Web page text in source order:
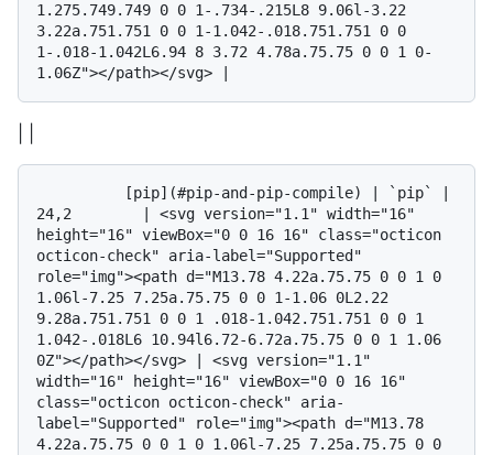
1.275.749.749 0 0 1-.734-.215L8 9.06l-3.22
3.22a.751.751 0 0 1-1.042-.018.751.751 0 0
1-.018-1.042L6.94 8 3.72 4.78a.75.75 0 0 1 0-
24,2        | <svg version="1.1" width="16"
height="16" viewBox="0 0 16 16" class="octicon
octicon-check" aria-label="Supported"
role="img"><path d="M13.78 4.22a.75.75 0 0 1 0
1.06l-7.25 7.25a.75.75 0 0 1-1.06 0L2.22
9.28a.751.751 0 0 1 .018-1.042.751.751 0 0 1
1.042-.018L6 10.94l6.72-6.72a.75.75 0 0 1 1.06
0Z"></path></svg> | <svg version="1.1"
width="16" height="16" viewBox="0 0 16 16"
class="octicon octicon-check" aria-
label="Supported" role="img"><path d="M13.78
4.22a.75.75 0 0 1 0 1.06l-7.25 7.25a.75.75 0 0